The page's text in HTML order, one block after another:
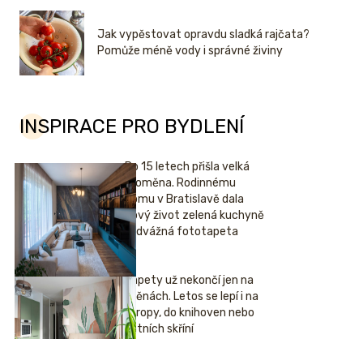
Jak vypěstovat opravdu sladká rajčata?
Pomůže méně vody i správné živiny
INSPIRACE PRO BYDLENÍ
Po 15 letech přišla velká
proměna. Rodinnému
domu v Bratislavě dala
nový život zelená kuchyně
i odvážná fototapeta
Tapety už nekončí jen na
stěnách. Letos se lepí i na
stropy, do knihoven nebo
šatních skříní